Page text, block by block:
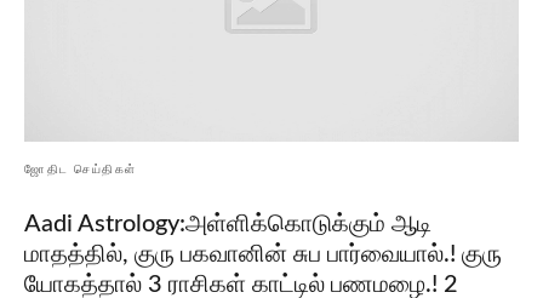
ஜோதிட செய்திகள்
Aadi Astrology:அள்ளிக்கொடுக்கும் ஆடி
மாதத்தில், குரு பகவானின் சுப பார்வையால்.! குரு
யோகத்தால் 3 ராசிகள் காட்டில் பணமழை.! 2